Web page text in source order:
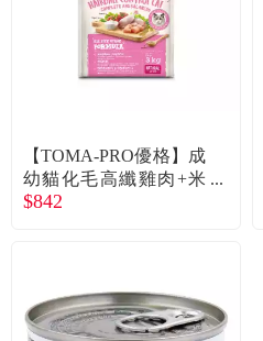
【TOMA-PRO優格】成
幼貓化毛高纖雞肉+米
飼料（3kg）
$842